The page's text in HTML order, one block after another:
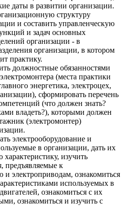
даты в развитии организации.
структуру
и составить управленческую
и задач основных
организации - в
организации, в котором
практику.
должностные обязанностями
(места практики
энергетика, электроцех,
сформировать перечень
(что должен знать?
владеть?), которыми должен
(электромонтер)
электрооборудование и
в организации, дать их
изучить
предъявляемые к
и электроприводам, ознакомиться
используемых в
ознакомиться с их
ознакомиться и изучить с